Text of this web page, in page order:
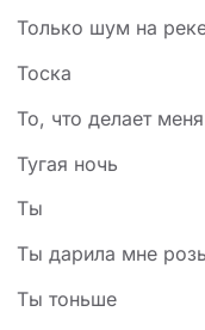
Только шум на
Тоска
То, что делает меня
Тугая ночь
Ты
Ты дарила мне
Ты тоньше